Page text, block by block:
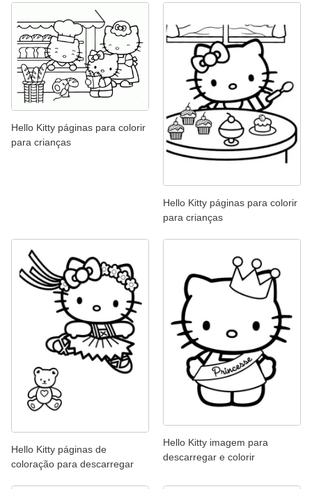
Hello Kitty páginas para colorir
para crianças
Hello Kitty páginas para colorir
para crianças
Hello Kitty páginas de
coloração para descarregar
Hello Kitty imagem para
descarregar e colorir